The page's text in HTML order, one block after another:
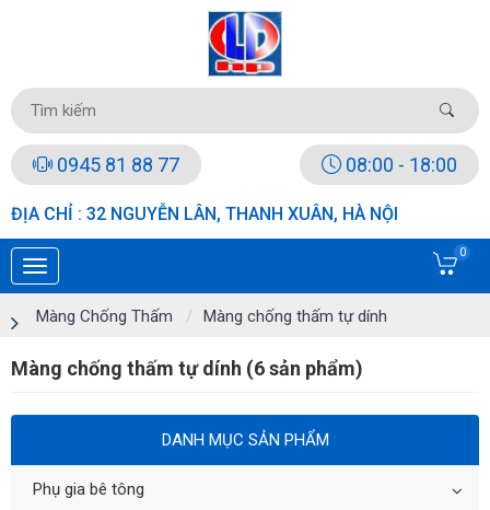
0945 81 88 77 08:00 - 18:00
ĐỊA CHỈ : 32 NGUYỄN LÂN, THANH XUÂN, HÀ NỘI
0
Màng Chống Thấm Màng chống thấm tự dính
Màng chống thấm tự dính (6 sản phẩm)
DANH MỤC SẢN PHẨM
Phụ gia bê tông